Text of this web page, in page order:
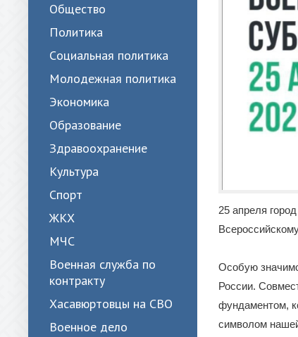
Общество
Политика
Cоциальная политика
Молодежная политика
Экономика
Образование
Здравоохранение
Культура
Спорт
ЖКХ
МЧС
Военная служба по
контракту
Хасавюртовцы на СВО
Военное дело
25 апреля
Особую
России.
фундаментом,
символом